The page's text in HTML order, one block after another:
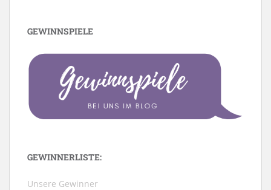
GEWINNSPIELE
GEWINNERLISTE:
Unsere Gewinner